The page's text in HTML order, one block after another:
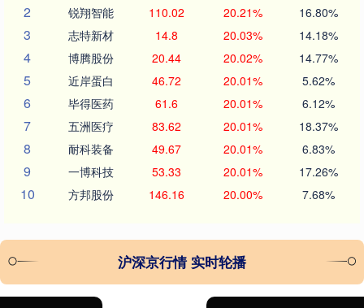
2 锐翔智能 110.02 20.21% 16.80%
3 志特新材 14.8 20.03% 14.18%
4 博腾股份 20.44 20.02% 14.77%
5 近岸蛋白 46.72 20.01% 5.62%
6 毕得医药 61.6 20.01% 6.12%
7 五洲医疗 83.62 20.01% 18.37%
8 耐科装备 49.67 20.01% 6.83%
9 一博科技 53.33 20.01% 17.26%
10 方邦股份 146.16 20.00% 7.68%
沪深京行情 实时轮播